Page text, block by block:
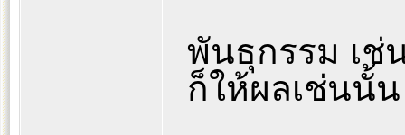
พันธุกรรม เช่
ก็ให้ผลเช่นนั้